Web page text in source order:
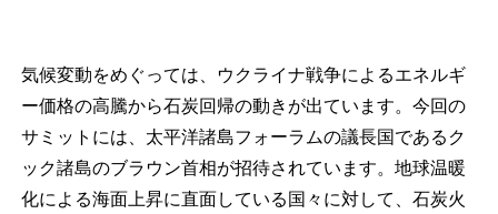
気候変動をめぐっては、ウクライナ戦争によるエネルギ
ー価格の高騰から石炭回帰の動きが出ています。今回の
サミットには、太平洋諸島フォーラムの議長国であるク
ック諸島のブラウン首相が招待されています。地球温暖
化による海面上昇に直面している国々に対して、石炭火